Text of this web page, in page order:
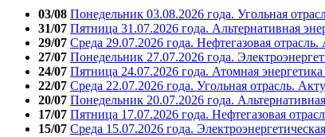
03/08 Понедельник 03.08.2026 года. Угольная
31/07 Пятница 31.07.2026 года. Альтернативная
29/07 Среда 29.07.2026 года. Нефтегазовая
27/07 Понедельник 27.07.2026 года.
24/07 Пятница 24.07.2026 года. Атомная
22/07 Среда 22.07.2026 года. Угольная отрасль.
20/07 Понедельник 20.07.2026 года.
17/07 Пятница 17.07.2026 года. Нефтегазовая
15/07 Среда 15.07.2026 года.